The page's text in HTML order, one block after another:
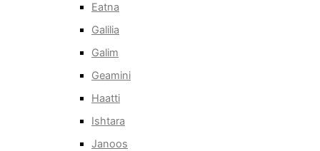
Eatna
Galilia
Galim
Geamini
Haatti
Ishtara
Janoos